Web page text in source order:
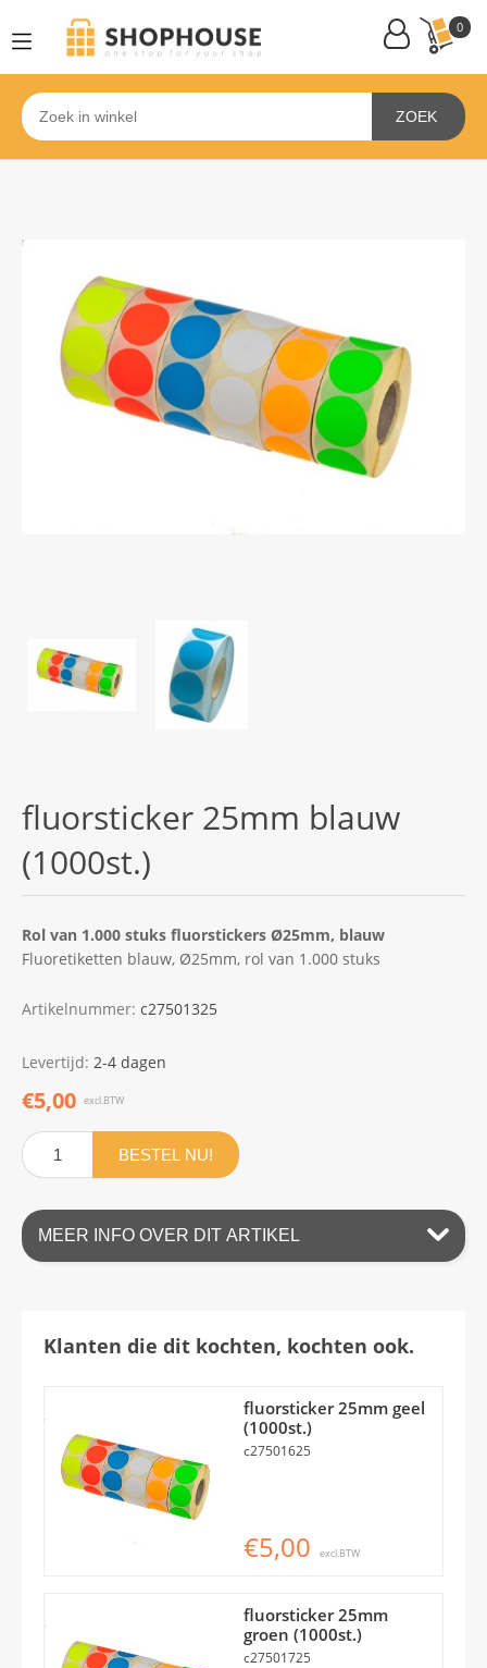
0
ZOEK
fluorsticker 25mm blauw
(1000st.)
Rol van 1.000 stuks fluorstickers Ø25mm, blauw
Fluoretiketten blauw, Ø25mm, rol van 1.000 stuks
Artikelnummer: c27501325
Levertijd: 2-4 dagen
€5,00 excl.BTW
BESTEL NU!
MEER INFO OVER DIT ARTIKEL
Klanten die dit kochten, kochten ook.
fluorsticker 25mm geel
(1000st.)
c27501625
€5,00 excl.BTW
fluorsticker 25mm
groen (1000st.)
c27501725